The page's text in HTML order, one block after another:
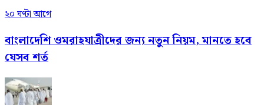
২০ ঘণ্টা আগে
বাংলাদেশি ওমরাহযাত্রীদের জন্য নতুন নিয়ম, মানতে হবে
যেসব শর্ত